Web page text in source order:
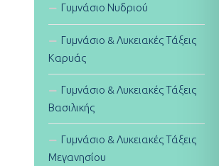
Γυμνάσιο Νυδριού
Γυμνάσιο & Λυκειακές Τάξεις
Καρυάς
Γυμνάσιο & Λυκειακές Τάξεις
Βασιλικής
Γυμνάσιο & Λυκειακές Τάξεις
Μεγανησίου